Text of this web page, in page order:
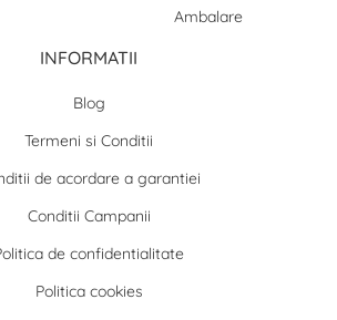
Ambalare
INFORMATII
Blog
Termeni si Conditii
de acordare a garantiei
Conditii Campanii
de confidentialitate
Politica cookies